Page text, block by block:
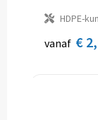
HDPE-
vanaf €